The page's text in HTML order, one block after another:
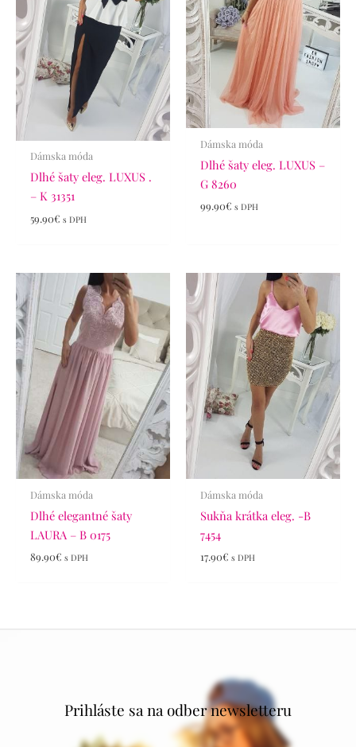
Dámska móda
Dlhé šaty eleg. LUXUS .
– K 31351
59.90€ s DPH
Dámska móda
Dlhé šaty eleg. LUXUS –
G 8260
99.90€ s DPH
Dámska móda
Dlhé elegantné šaty
LAURA – B 0175
89.90€ s DPH
Dámska móda
Sukňa krátka eleg. -B
7454
17.90€ s DPH
Prihláste sa na odber newsletteru